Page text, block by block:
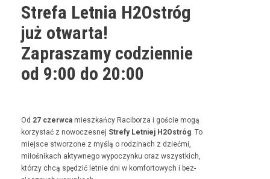
Strefa Letnia H2Ostróg
już otwarta!
Zapraszamy codziennie
od 9:00 do 20:00
Od 27 czer­w­ca mieszkań­cy Raci­borza i goś­cie mogą
korzys­tać z nowoczes­nej Stre­fy Let­niej H2Ostróg. To
miejsce stwor­zone z myślą o rodz­i­nach z dzieć­mi,
miłośnikach akty­wnego wypoczynku oraz wszys­t­kich,
którzy chcą spędz­ić let­nie dni w kom­for­towych i bez­